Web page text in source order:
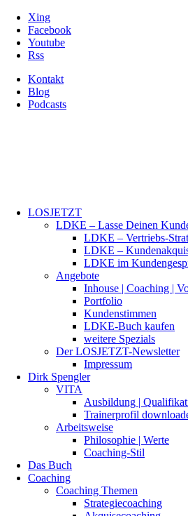
Xing
Facebook
Youtube
Rss
Kontakt
Blog
Podcasts
LOSJETZT
LDKE – Lasse Deinen
LDKE – Vertriebs-
LDKE –
LDKE im
Angebote
Inhouse | Coaching |
Portfolio
Kundenstimmen
LDKE-Buch kaufen
weitere Spezials
Der LOSJETZT-Newsletter
Impressum
Dirk Spengler
VITA
Ausbildung |
Trainerprofil
Arbeitsweise
Philosophie | Werte
Coaching-Stil
Das Buch
Coaching
Coaching Themen
Strategiecoaching